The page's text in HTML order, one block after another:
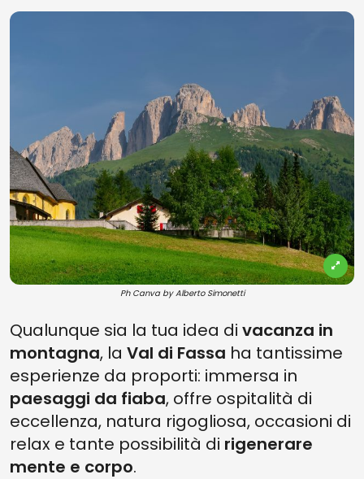
Ph Canva by Alberto Simonetti
Qualunque sia la tua idea di vacanza in
montagna, la Val di Fassa ha tantissime
esperienze da proporti: immersa in
paesaggi da fiaba, offre ospitalità di
eccellenza, natura rigogliosa, occasioni di
relax e tante possibilità di rigenerare
mente e corpo.